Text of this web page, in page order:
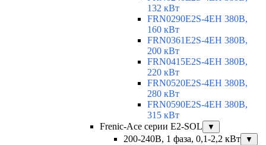
132 кВт
FRN0290E2S-4EH 380В,
160 кВт
FRN0361E2S-4EH 380В,
200 кВт
FRN0415E2S-4EH 380В,
220 кВт
FRN0520E2S-4EH 380В,
280 кВт
FRN0590E2S-4EH 380В,
315 кВт
Frenic-Ace серии E2-SOL
▼
200-240В, 1 фаза, 0,1-2,2 кВт ▼